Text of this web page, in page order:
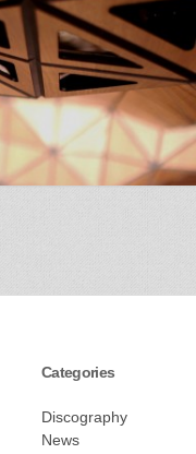
Categories
Discography
News